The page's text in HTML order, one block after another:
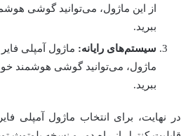
از این ماژول، می‌توانید گوشی
ببرید.
سیستم‌های رایانه: ماژول آمپلی
ماژول، می‌توانید گوشی هوشمند
ببرید.
در نهایت، برای انتخاب ماژول آمپلی